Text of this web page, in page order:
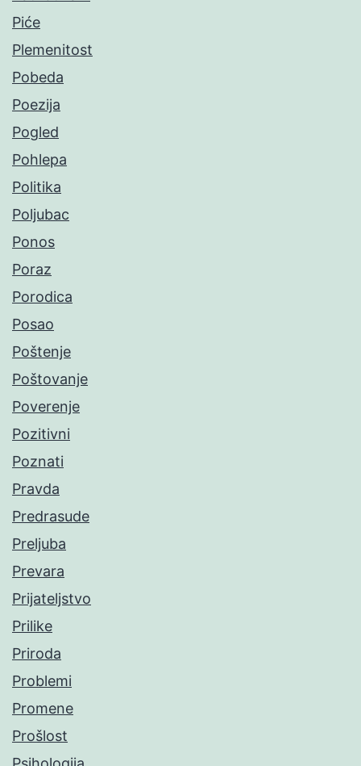
Piće
Plemenitost
Pobeda
Poezija
Pogled
Pohlepa
Politika
Poljubac
Ponos
Poraz
Porodica
Posao
Poštenje
Poštovanje
Poverenje
Pozitivni
Poznati
Pravda
Predrasude
Preljuba
Prevara
Prijateljstvo
Prilike
Priroda
Problemi
Promene
Prošlost